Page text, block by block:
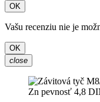
OK
Vašu recenziu nie je
OK
close